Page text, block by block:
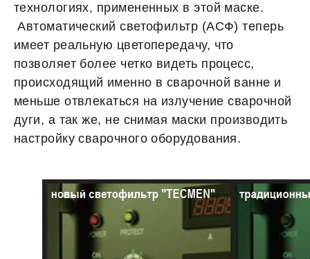
технологиях, примененных в этой маске.
Автоматический светофильтр (АСФ) теперь
имеет реальную цветопередачу, что
позволяет более четко видеть процесс,
происходящий именно в сварочной ванне и
меньше отвлекаться на излучение сварочной
дуги, а так же, не снимая маски производить
настройку сварочного оборудования.